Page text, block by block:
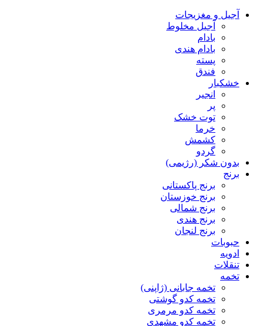
آجیل و مغزیجات
آجیل مخلوط
بادام
بادام هندی
پسته
فندق
خشکبار
انجیر
پر
توت خشک
خرما
کشمش
گردو
بدون شکر (رژیمی)
برنج
برنج پاکستانی
برنج خوزستان
برنج شمالی
برنج هندی
برنج لنجان
حبوبات
ادویه
تنقلات
تخمه
تخمه جابانی (ژاپنی)
تخمه کدو گوشتی
تخمه کدو مرمری
تخمه کدو مشهدی